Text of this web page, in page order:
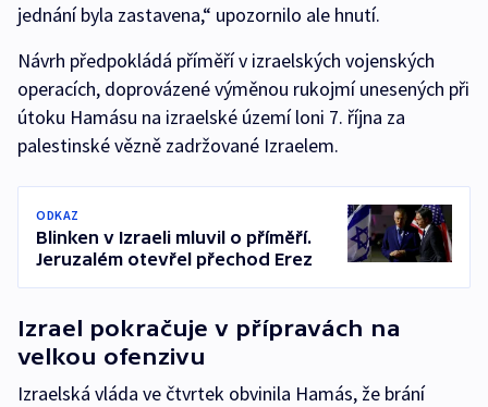
jednání byla zastavena,“ upozornilo ale hnutí.
Návrh předpokládá příměří v izraelských vojenských
operacích, doprovázené výměnou rukojmí unesených při
útoku Hamásu na izraelské území loni 7. října za
palestinské vězně zadržované Izraelem.
ODKAZ
Blinken v Izraeli mluvil o příměří.
Jeruzalém otevřel přechod Erez
Izrael pokračuje v přípravách na
velkou ofenzivu
Izraelská vláda ve čtvrtek obvinila Hamás, že brání